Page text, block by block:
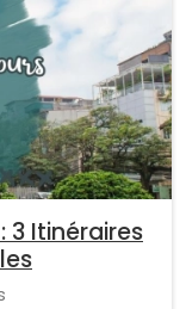
3 Itinéraires